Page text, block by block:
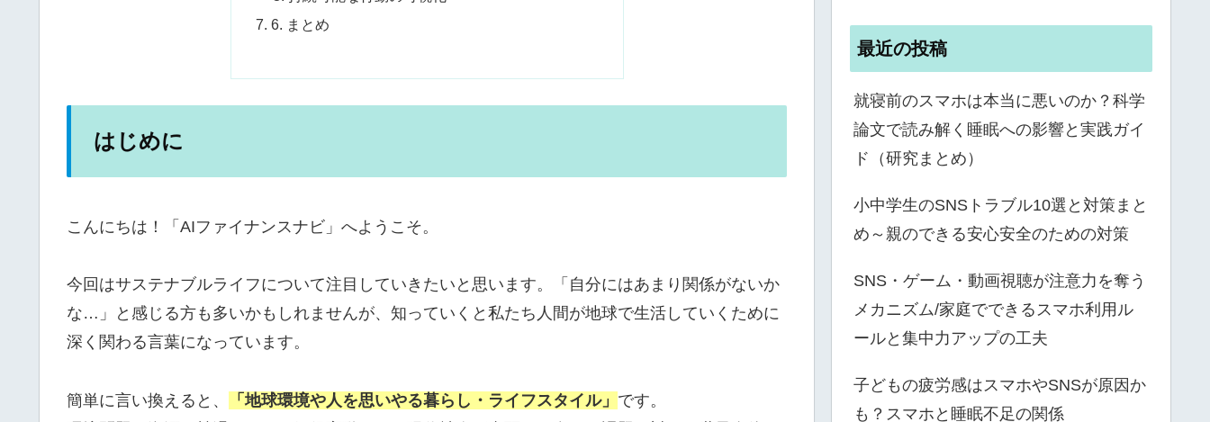
6. まとめ
はじめに
こんにちは！「AIファイナンスナビ」へようこそ。
今回はサステナブルライフについて注目していきたいと思います。「自分にはあまり関係がないか
な…」と感じる方も多いかもしれませんが、知っていくと私たち人間が地球で生活していくために
深く関わる言葉になっています。
簡単に言い換えると、 「地球環境や人を思いやる暮らし・ライフスタイル」 です。
最近の投稿
就寝前のスマホは本当に悪いのか？科学
論文で読み解く睡眠への影響と実践ガイ
ド（研究まとめ）
小中学生のSNSトラブル10選と対策まと
め～親のできる安心安全のための対策
SNS・ゲーム・動画視聴が注意力を奪う
メカニズム/家庭でできるスマホ利用ル
ールと集中力アップの工夫
子どもの疲労感はスマホやSNSが原因か
も？スマホと睡眠不足の関係